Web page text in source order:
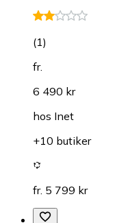
(1)
fr.
6 490 kr
hos Inet
+10 butiker
fr. 5 799 kr